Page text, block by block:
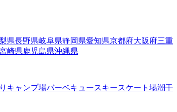
県長野県岐阜県静岡県愛知県京都府大阪府三重
崎県鹿児島県沖縄県
キャンプ場バーベキュースキースケート場潮干